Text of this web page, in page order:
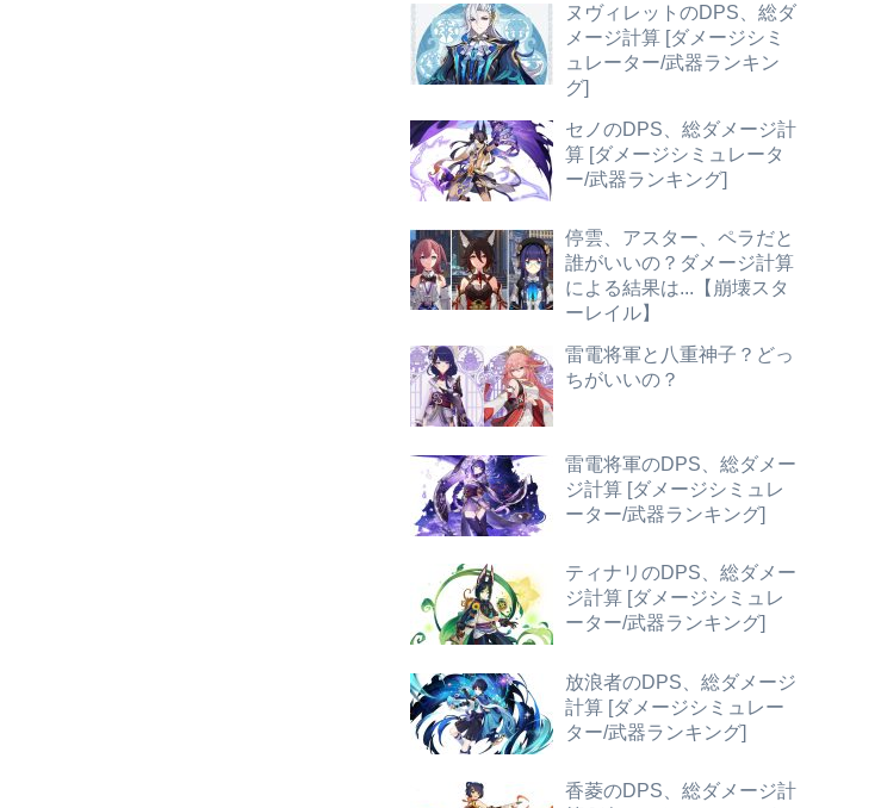
ヌヴィレットのDPS、総ダ
メージ計算 [ダメージシミ
ュレーター/武器ランキン
グ]
セノのDPS、総ダメージ計
算 [ダメージシミュレータ
ー/武器ランキング]
停雲、アスター、ペラだと
誰がいいの？ダメージ計算
による結果は...【崩壊スタ
ーレイル】
雷電将軍と八重神子？どっ
ちがいいの？
雷電将軍のDPS、総ダメー
ジ計算 [ダメージシミュレ
ーター/武器ランキング]
ティナリのDPS、総ダメー
ジ計算 [ダメージシミュレ
ーター/武器ランキング]
放浪者のDPS、総ダメージ
計算 [ダメージシミュレー
ター/武器ランキング]
香菱のDPS、総ダメージ計